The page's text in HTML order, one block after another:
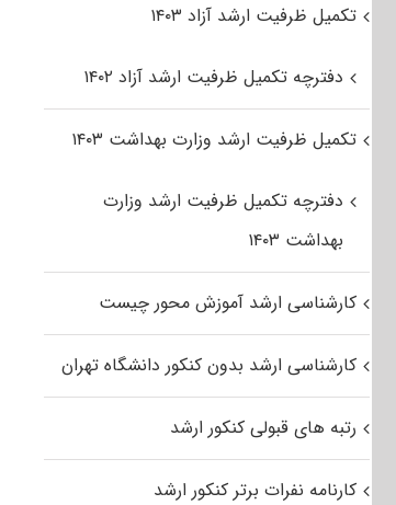
تکمیل ظرفیت ارشد آزاد ۱۴۰۳
دفترچه تکمیل ظرفیت ارشد آزاد ۱۴۰۲
تکمیل ظرفیت ارشد وزارت بهداشت ۱۴۰۳
دفترچه تکمیل ظرفیت ارشد وزارت
بهداشت ۱۴۰۳
کارشناسی ارشد آموزش محور چیست
کارشناسی ارشد بدون کنکور دانشگاه تهران
رتبه های قبولی کنکور ارشد
کارنامه نفرات برتر کنکور ارشد